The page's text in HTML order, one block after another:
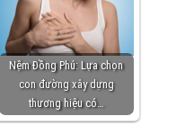
Nệm Đồng Phú: Lựa chọn
con đường xây dựng
thương hiệu có…